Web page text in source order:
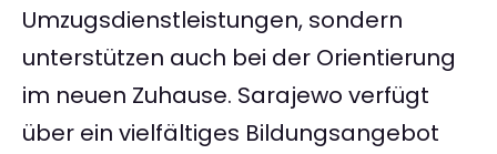
Umzugsdienstleistungen, sondern
unterstützen auch bei der Orientierung
im neuen Zuhause. Sarajewo verfügt
über ein vielfältiges Bildungsangebot